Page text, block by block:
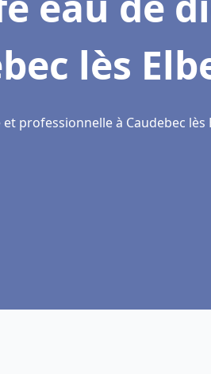
lès
professionnelle à Caudebec lès